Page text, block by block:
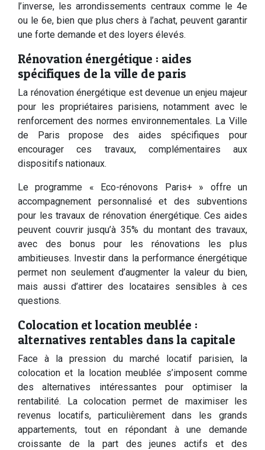
l’inverse, les arrondissements centraux comme le 4e
ou le 6e, bien que plus chers à l’achat, peuvent garantir
une forte demande et des loyers élevés.
Rénovation énergétique : aides
spécifiques de la ville de paris
La rénovation énergétique est devenue un enjeu majeur
pour les propriétaires parisiens, notamment avec le
renforcement des normes environnementales. La Ville
de Paris propose des aides spécifiques pour
encourager ces travaux, complémentaires aux
dispositifs nationaux.
Le programme « Eco-rénovons Paris+ » offre un
accompagnement personnalisé et des subventions
pour les travaux de rénovation énergétique. Ces aides
peuvent couvrir jusqu’à 35% du montant des travaux,
avec des bonus pour les rénovations les plus
ambitieuses. Investir dans la performance énergétique
permet non seulement d’augmenter la valeur du bien,
mais aussi d’attirer des locataires sensibles à ces
questions.
Colocation et location meublée :
alternatives rentables dans la capitale
Face à la pression du marché locatif parisien, la
colocation et la location meublée s’imposent comme
des alternatives intéressantes pour optimiser la
rentabilité. La colocation permet de maximiser les
revenus locatifs, particulièrement dans les grands
appartements, tout en répondant à une demande
croissante de la part des jeunes actifs et des